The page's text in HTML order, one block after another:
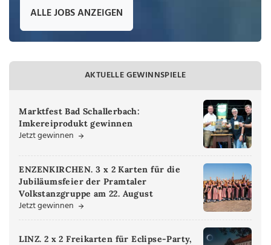
ALLE JOBS ANZEIGEN
AKTUELLE GEWINNSPIELE
Marktfest Bad Schallerbach:
Imkereiprodukt gewinnen
Jetzt gewinnen
ENZENKIRCHEN. 3 x 2 Karten für die
Jubiläumsfeier der Pramtaler
Volkstanzgruppe am 22. August
Jetzt gewinnen
LINZ. 2 x 2 Freikarten für Eclipse-Party,